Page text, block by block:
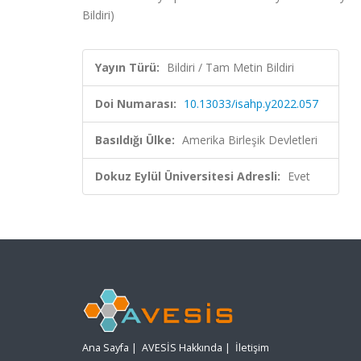
Bildiri)
Yayın Türü: Bildiri / Tam Metin Bildiri
Doi Numarası: 10.13033/isahp.y2022.057
Basıldığı Ülke: Amerika Birleşik Devletleri
Dokuz Eylül Üniversitesi Adresli: Evet
Ana Sayfa | AVESİS Hakkında | İletişim